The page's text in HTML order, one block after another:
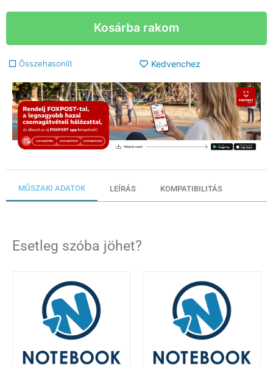
Kosárba rakom
Összehasonlít Kedvenchez
MŰSZAKI ADATOK LEÍRÁS KOMPATIBILITÁS
Esetleg szóba jöhet?